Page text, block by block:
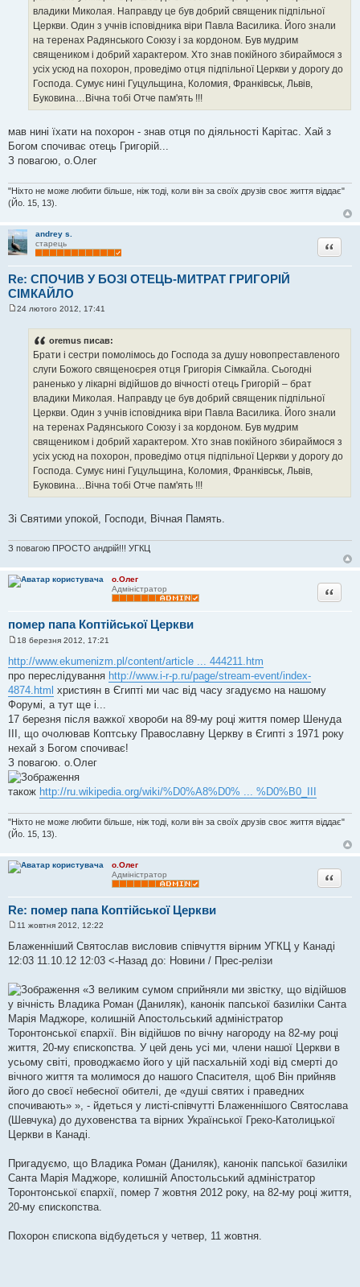
владики Миколая. Направду це був добрий священик підпільної
Церкви. Один з учнів ісповідника віри Павла Василика. Його знали
на теренах Радянського Союзу і за кордоном. Був мудрим
священиком і добрий характером. Хто знав покійного збираймося з
усіх усюд на похорон, проведімо отця підпільної Церкви у дорогу до
Господа. Сумує нині Гуцульщина, Коломия, Франківськ, Львів,
Буковина…Вічна тобі Отче пам'ять !!!
мав нині їхати на похорон - знав отця по діяльності Карітас. Хай з
Богом спочиває отець Григорій...
З повагою, о.Олег
"Ніхто не може любити більше, ніж тоді, коли він за своїх друзів своє життя віддає"
(Йо. 15, 13).
andrey s.
старець
Re: СПОЧИВ У БОЗІ ОТЕЦЬ-МИТРАТ ГРИГОРІЙ
СІМКАЙЛО
Цитата
24 лютого 2012, 17:41
oremus писав:
Брати і сестри помолімось до Господа за душу новопреставленого
слуги Божого священоєрея отця Григорія Сімкайла. Сьогодні
раненько у лікарні відійшов до вічності отець Григорій – брат
владики Миколая. Направду це був добрий священик підпільної
Церкви. Один з учнів ісповідника віри Павла Василика. Його знали
на теренах Радянського Союзу і за кордоном. Був мудрим
священиком і добрий характером. Хто знав покійного збираймося з
усіх усюд на похорон, проведімо отця підпільної Церкви у дорогу до
Господа. Сумує нині Гуцульщина, Коломия, Франківськ, Львів,
Буковина…Вічна тобі Отче пам'ять !!!
Зі Святими упокой, Господи, Вічная Память.
З повагою ПРОСТО андрій!!! УГКЦ
о.Олег
Адміністратор
помер папа Коптійської Церкви
Цитата
о
в
і
д
о
м
л
я
18 березня 2012, 17:21
http://www.ekumenizm.pl/content/article ... 444211.htm
про переслідування http://www.i-r-p.ru/page/stream-event/index-
4874.html християн в Єгипті ми час від часу згадуємо на нашому
Форумі, а тут ще і...
17 березня після важкої хвороби на 89-му році життя помер Шенуда
ІІІ, що очолював Коптську Православну Церкву в Єгипті з 1971 року
нехай з Богом спочиває!
З повагою. о.Олег
також http://ru.wikipedia.org/wiki/%D0%A8%D0% ... %D0%B0_III
"Ніхто не може любити більше, ніж тоді, коли він за своїх друзів своє життя віддає"
(Йо. 15, 13).
о.Олег
Адміністратор
Re: помер папа Коптійської Церкви
Цитата
в
і
м
е
н
я
11 жовтня 2012, 12:22
Блаженніший Святослав висловив співчуття вірним УГКЦ у Канаді
12:03 11.10.12 12:03 <-Назад до: Новини / Прес-релізи
«З великим сумом сприйняли ми звістку, що відійшов
у вічність Владика Роман (Даниляк), канонік папської базиліки Санта
Марія Маджоре, колишній Апостольський адміністратор
Торонтонської єпархії. Він відійшов по вічну нагороду на 82-му році
життя, 20-му єпископства. У цей день усі ми, члени нашої Церкви в
усьому світі, проводжаємо його у цій пасхальній ході від смерті до
вічного життя та молимося до нашого Спасителя, щоб Він прийняв
його до своєї небесної обителі, де «душі святих і праведних
спочивають» », - йдеться у листі-співчутті Блаженнішого Святослава
(Шевчука) до духовенства та вірних Української Греко-Католицької
Церкви в Канаді.
Пригадуємо, що Владика Роман (Даниляк), канонік папської базиліки
Санта Марія Маджоре, колишній Апостольський адміністратор
Торонтонської єпархії, помер 7 жовтня 2012 року, на 82-му році життя,
20-му єпископства.
Похорон єпископа відбудеться у четвер, 11 жовтня.